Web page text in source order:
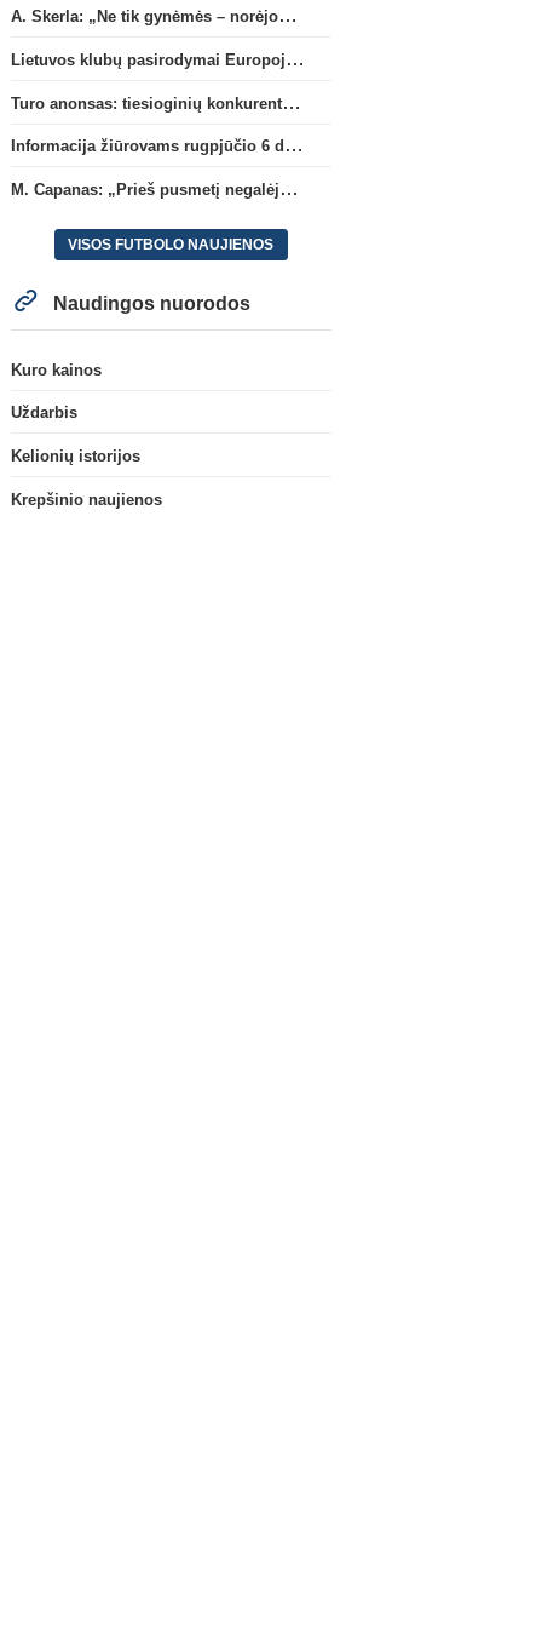
A. Skerla: „Ne tik gynėmės – norėjome atakuoti“
Lietuvos klubų pasirodymai Europoje: patirti pralaimėjimai Kroatijos atstovams
Turo anonsas: tiesioginių konkurentų dvikova Gargžduose
Informacija žiūrovams rugpjūčio 6 d. UEFA rungtynėms
M. Capanas: „Prieš pusmetį negalėjau net įsivaizduoti, kad žaisime prieš „Hajduk“
VISOS FUTBOLO NAUJIENOS
Naudingos nuorodos
Kuro kainos
Uždarbis
Kelionių istorijos
Krepšinio naujienos